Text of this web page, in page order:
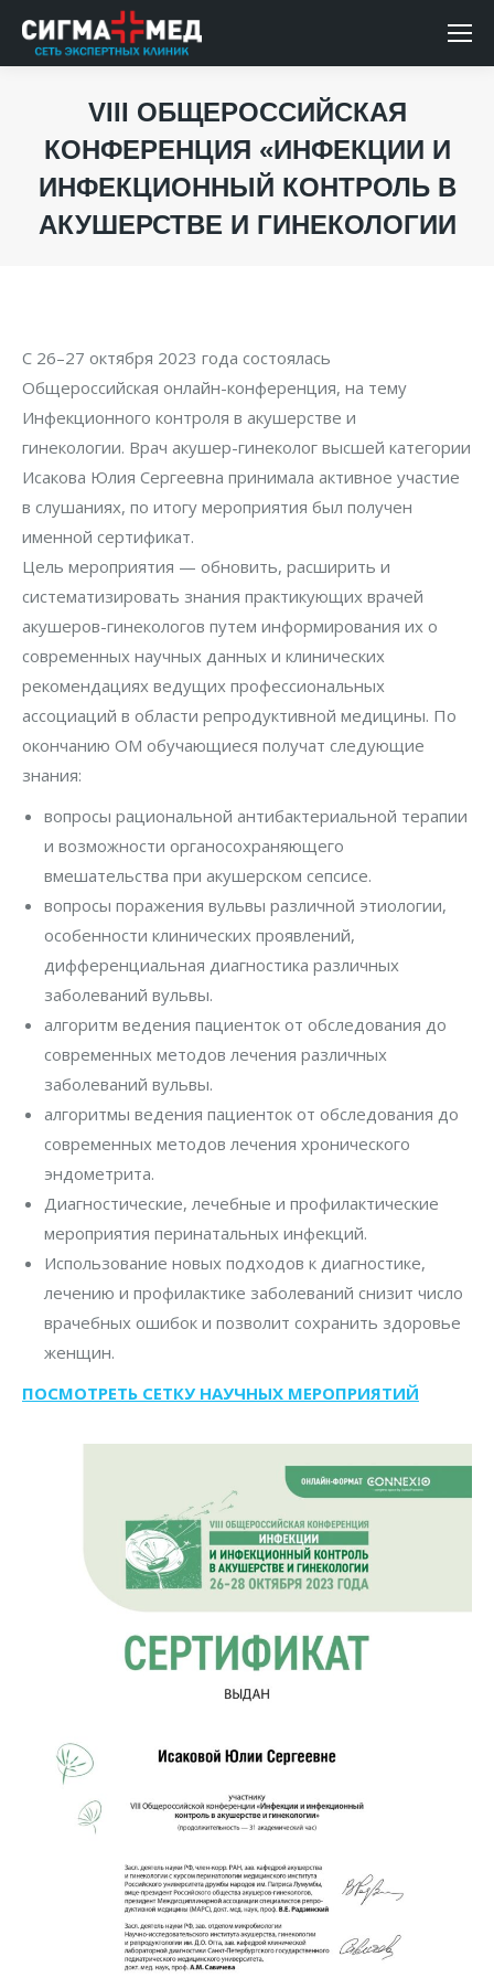
VIII ОБЩЕРОССИЙСКАЯ
КОНФЕРЕНЦИЯ «ИНФЕКЦИИ И
ИНФЕКЦИОННЫЙ КОНТРОЛЬ В
АКУШЕРСТВЕ И ГИНЕКОЛОГИИ
C 26–27 октября 2023 года состоялась
Общероссийская онлайн-конференция, на тему
Инфекционного контроля в акушерстве и
гинекологии. Врач акушер-гинеколог высшей категории
Исакова Юлия Сергеевна принимала активное участие
в слушаниях, по итогу мероприятия был получен
именной сертификат.
Цель мероприятия — обновить, расширить и
систематизировать знания практикующих врачей
акушеров-гинекологов путем информирования их о
современных научных данных и клинических
рекомендациях ведущих профессиональных
ассоциаций в области репродуктивной медицины. По
окончанию ОМ обучающиеся получат следующие
знания:
вопросы рациональной антибактериальной терапии
и возможности органосохраняющего
вмешательства при акушерском сепсисе.
вопросы поражения вульвы различной этиологии,
особенности клинических проявлений,
дифференциальная диагностика различных
заболеваний вульвы.
алгоритм ведения пациенток от обследования до
современных методов лечения различных
заболеваний вульвы.
алгоритмы ведения пациенток от обследования до
современных методов лечения хронического
эндометрита.
Диагностические, лечебные и профилактические
мероприятия перинатальных инфекций.
Использование новых подходов к диагностике,
лечению и профилактике заболеваний снизит число
врачебных ошибок и позволит сохранить здоровье
женщин.
ПОСМОТРЕТЬ СЕТКУ НАУЧНЫХ МЕРОПРИЯТИЙ